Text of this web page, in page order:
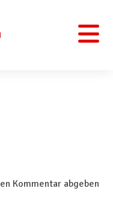
Kommentar abgeben